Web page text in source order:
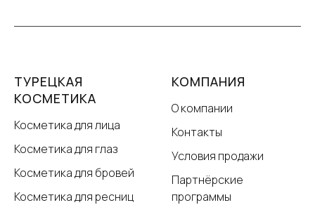
ТУРЕЦКАЯ
КОСМЕТИКА
Косметика для лица
Косметика для глаз
Косметика для бровей
Косметика для ресниц
КОМПАНИЯ
О компании
Контакты
Условия продажи
Партнёрские
программы